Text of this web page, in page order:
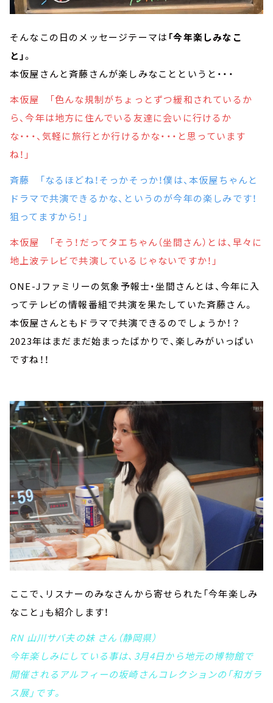
そんなこの日のメッセージテーマは 「今年楽しみなこ
と」。
本仮屋さんと斉藤さんが楽しみなことというと・・・
本仮屋 「色んな規制がちょっとずつ緩和されているか
ら、今年は地方に住んでいる友達に会いに行けるか
な・・・、気軽に旅行とか行けるかな・・・と思っています
ね！」
斉藤 「なるほどね！そっかそっか！僕は、本仮屋ちゃんと
ドラマで共演できるかな、というのが今年の楽しみです！
狙ってますから！」
本仮屋 「そう！だってタエちゃん（坐間さん）とは、早々に
地上波テレビで共演しているじゃないですか！」
ONE-Jファミリーの気象予報士・坐間さんとは、今年に入
ってテレビの情報番組で共演を果たしていた斉藤さん。
本仮屋さんともドラマで共演できるのでしょうか！？
2023年はまだまだ始まったばかりで、楽しみがいっぱい
ですね！！
ここで、リスナーのみなさんから寄せられた「今年楽しみ
なこと」も紹介します！
RN 山川サバ夫の妹 さん（静岡県）
今年楽しみにしている事は、3月4日から地元の博物館で
開催されるアルフィーの坂崎さんコレクションの「和ガラ
ス展」です。